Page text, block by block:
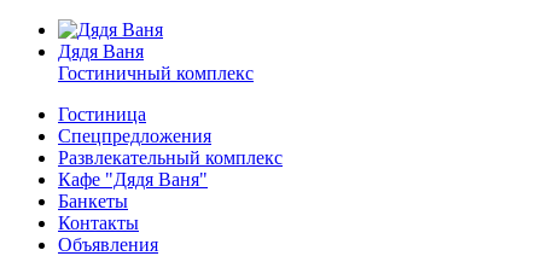
Дядя Ваня
Гостиничный комплекс
Гостиница
Спецпредложения
Развлекательный комплекс
Кафе "Дядя Ваня"
Банкеты
Контакты
Объявления